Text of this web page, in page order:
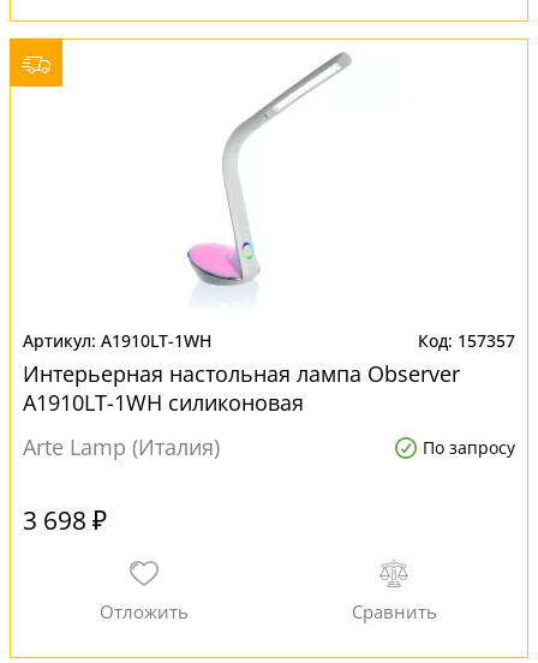
A1910LT-1WH 157357
Интерьерная настольная лампа Observer
A1910LT-1WH силиконовая
Arte Lamp (Италия)
По запросу
3 698 ₽